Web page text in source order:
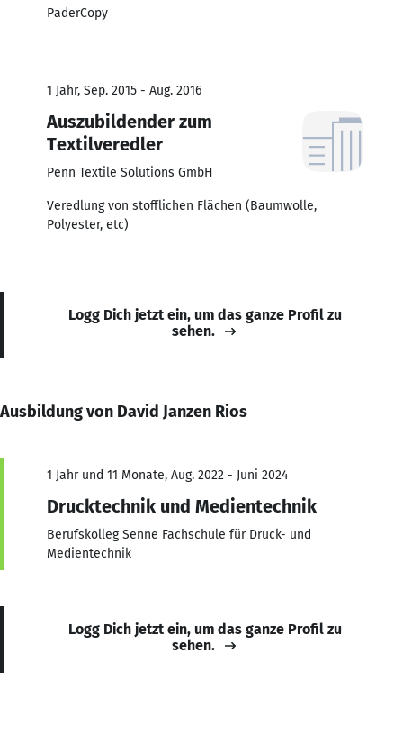
PaderCopy
1 Jahr, Sep. 2015 - Aug. 2016
Auszubildender zum
Textilveredler
Penn Textile Solutions GmbH
Veredlung von stofflichen Flächen (Baumwolle,
Polyester, etc)
Logg Dich jetzt ein, um das ganze Profil zu
sehen.
Ausbildung von David Janzen Rios
1 Jahr und 11 Monate, Aug. 2022 - Juni 2024
Drucktechnik und Medientechnik
Berufskolleg Senne Fachschule für Druck- und
Medientechnik
Logg Dich jetzt ein, um das ganze Profil zu
sehen.